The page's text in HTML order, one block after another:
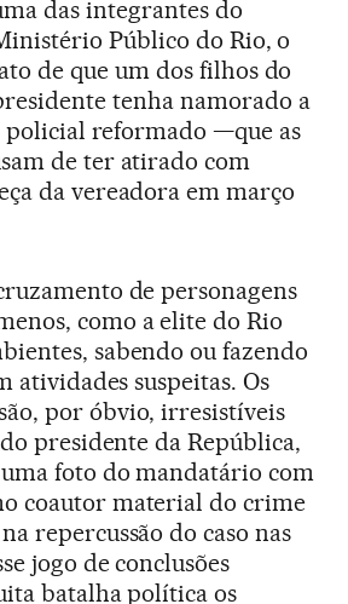
das integrantes do
Público do Rio, o
de que um dos filhos do
tenha namorado a
reformado —que as
de ter atirado com
da vereadora em março
de personagens
como a elite do Rio
sabendo ou fazendo
atividades suspeitas. Os
por óbvio, irresistíveis
presidente da República,
foto do mandatário com
coautor material do crime
repercussão do caso nas
jogo de conclusões
batalha política os